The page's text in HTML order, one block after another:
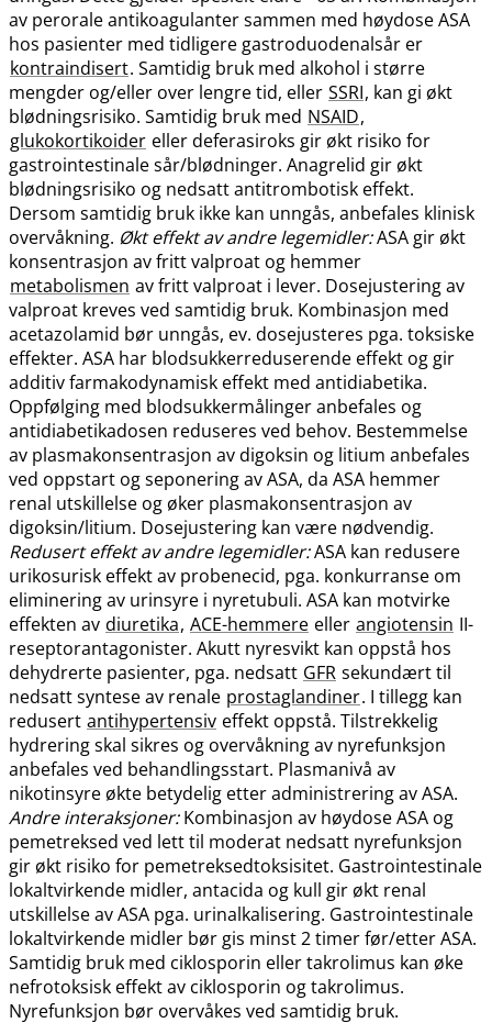
av perorale antikoagulanter sammen med høydose ASA
hos pasienter med tidligere gastroduodenalsår er
kontraindisert. Samtidig bruk med alkohol i større
mengder og​/​eller over lengre tid, eller SSRI, kan gi økt
blødningsrisiko. Samtidig bruk med NSAID,
glukokortikoider eller deferasiroks gir økt risiko for
gastrointestinale sår​/​blødninger. Anagrelid gir økt
blødningsrisiko og nedsatt antitrombotisk effekt.
Dersom samtidig bruk ikke kan unngås, anbefales klinisk
overvåkning. Økt effekt av andre legemidler:ASA gir økt
konsentrasjon av fritt valproat og hemmer
metabolismen av fritt valproat i lever. Dosejustering av
valproat kreves ved samtidig bruk. Kombinasjon med
acetazolamid bør unngås, ev. dosejusteres pga. toksiske
effekter. ASA har blodsukkerreduserende effekt og gir
additiv farmakodynamisk effekt med antidiabetika.
Oppfølging med blodsukkermålinger anbefales og
antidiabetikadosen reduseres ved behov. Bestemmelse
av plasmakonsentrasjon av digoksin og litium anbefales
ved oppstart og seponering av ASA, da ASA hemmer
renal utskillelse og øker plasmakonsentrasjon av
digoksin​/​litium. Dosejustering kan være nødvendig.
Redusert effekt av andre legemidler:ASA kan redusere
urikosurisk effekt av probenecid, pga. konkurranse om
eliminering av urinsyre i nyretubuli. ASA kan motvirke
effekten av diuretika, ACE-hemmere eller angiotensin II-
reseptorantagonister. Akutt nyresvikt kan oppstå hos
dehydrerte pasienter, pga. nedsatt GFR sekundært til
nedsatt syntese av renale prostaglandiner. I tillegg kan
redusert antihypertensiv effekt oppstå. Tilstrekkelig
hydrering skal sikres og overvåkning av nyrefunksjon
anbefales ved behandlingsstart. Plasmanivå av
nikotinsyre økte betydelig etter administrering av ASA.
Andre interaksjoner:Kombinasjon av høydose ASA og
pemetreksed ved lett til moderat nedsatt nyrefunksjon
gir økt risiko for pemetreksedtoksisitet. Gastrointestinale
lokaltvirkende midler, antacida og kull gir økt renal
utskillelse av ASA pga. urinalkalisering. Gastrointestinale
lokaltvirkende midler bør gis minst 2 timer før​/​etter ASA.
Samtidig bruk med ciklosporin eller takrolimus kan øke
nefrotoksisk effekt av ciklosporin og takrolimus.
Nyrefunksjon bør overvåkes ved samtidig bruk.